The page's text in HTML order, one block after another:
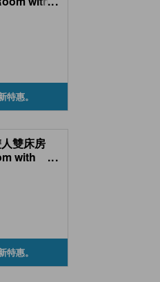
Oto
)
特惠。
雙床房
with
Oto
)
...
特惠。